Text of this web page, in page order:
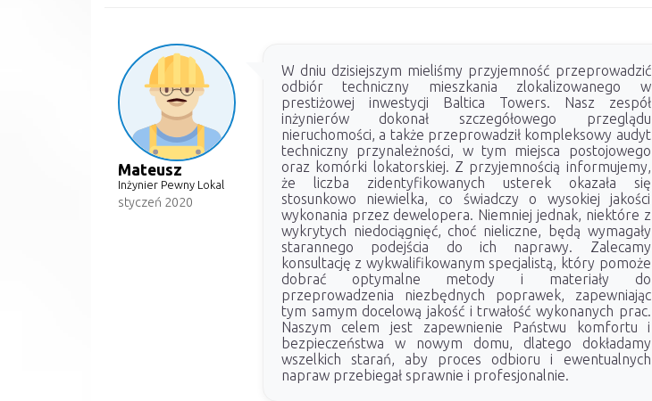
Mateusz
Inżynier Pewny Lokal
styczeń 2020
W dniu dzisiejszym mieliśmy przyjemność przeprowadzić
odbiór techniczny mieszkania zlokalizowanego w
prestiżowej inwestycji Baltica Towers. Nasz zespół
inżynierów dokonał szczegółowego przeglądu
nieruchomości, a także przeprowadził kompleksowy audyt
techniczny przynależności, w tym miejsca postojowego
oraz komórki lokatorskiej. Z przyjemnością informujemy,
że liczba zidentyfikowanych usterek okazała się
stosunkowo niewielka, co świadczy o wysokiej jakości
wykonania przez dewelopera. Niemniej jednak, niektóre z
wykrytych niedociągnięć, choć nieliczne, będą wymagały
starannego podejścia do ich naprawy. Zalecamy
konsultację z wykwalifikowanym specjalistą, który pomoże
dobrać optymalne metody i materiały do
przeprowadzenia niezbędnych poprawek, zapewniając
tym samym docelową jakość i trwałość wykonanych prac.
Naszym celem jest zapewnienie Państwu komfortu i
bezpieczeństwa w nowym domu, dlatego dokładamy
wszelkich starań, aby proces odbioru i ewentualnych
napraw przebiegał sprawnie i profesjonalnie.